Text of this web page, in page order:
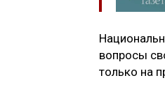
вопросы
только на